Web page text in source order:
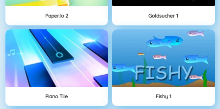
Paper.io 2 Goldsucher 1
Piano Tile Fishy 1